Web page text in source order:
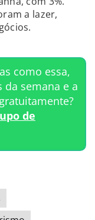
a lazer,
como essa,
semana e a
de